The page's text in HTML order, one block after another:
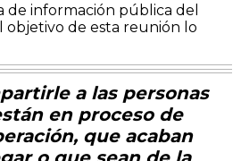
de información pública del
objetivo de esta reunión lo
a las personas
en proceso de
que acaban